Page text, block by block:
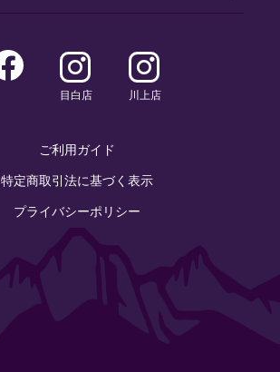
目白店 川上店
ご利用ガイド
特定商取引法に基づく表示
プライバシーポリシー